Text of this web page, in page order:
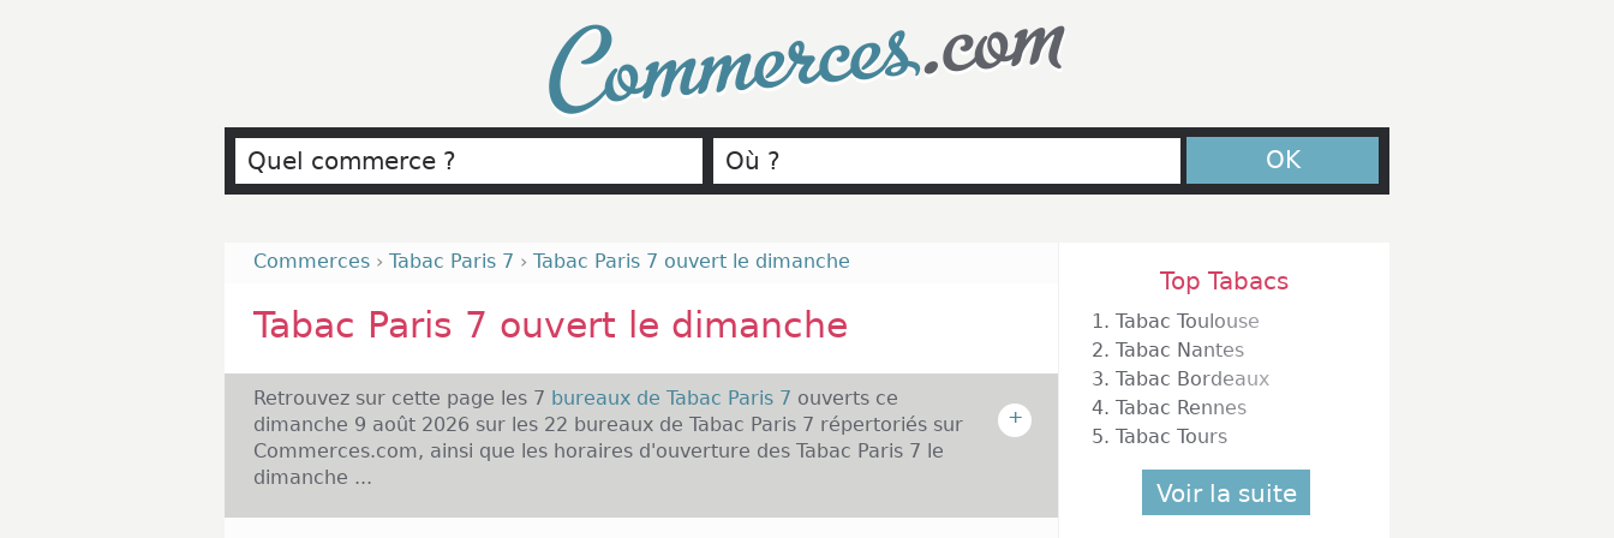
Commerces.com
OK
Commerces › Tabac Paris 7 › Tabac Paris 7 ouvert le dimanche
Tabac Paris 7 ouvert le dimanche
Retrouvez sur cette page les 7 bureaux de Tabac Paris 7 ouverts ce
dimanche 9 août 2026 sur les 22 bureaux de Tabac Paris 7 répertoriés sur
Commerces.com, ainsi que les horaires d'ouverture des Tabac Paris 7 le
dimanche ...
+
Top Tabacs
1. Tabac Toulouse
2. Tabac Nantes
3. Tabac Bordeaux
4. Tabac Rennes
5. Tabac Tours
Voir la suite